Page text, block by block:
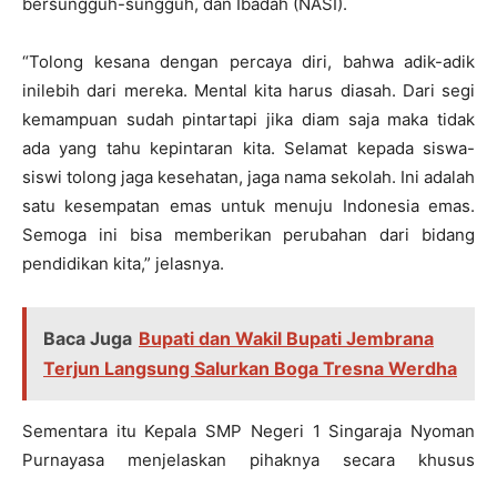
“Tolong kesana dengan percaya diri, bahwa adik-adik
inilebih dari mereka. Mental kita harus diasah. Dari segi
kemampuan sudah pintartapi jika diam saja maka tidak
ada yang tahu kepintaran kita. Selamat kepada siswa-
siswi tolong jaga kesehatan, jaga nama sekolah. Ini adalah
satu kesempatan emas untuk menuju Indonesia emas.
Semoga ini bisa memberikan perubahan dari bidang
pendidikan kita,” jelasnya.
Baca Juga Bupati dan Wakil Bupati Jembrana
Terjun Langsung Salurkan Boga Tresna Werdha
Sementara itu Kepala SMP Negeri 1 Singaraja Nyoman
Purnayasa menjelaskan pihaknya secara khusus